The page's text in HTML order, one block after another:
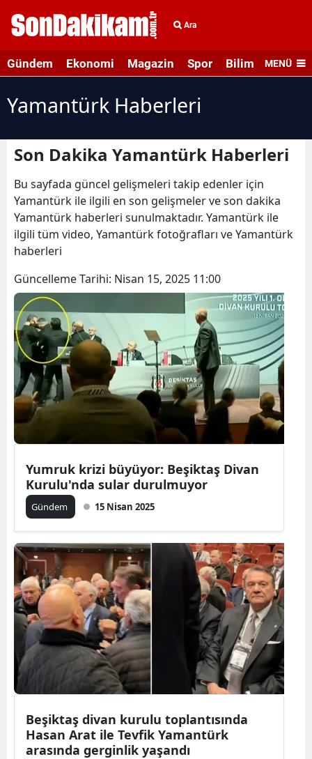
Ara
Gündem Ekonomi Magazin Spor Bilim veMENÜ
Yamantürk Haberleri
Son Dakika Yamantürk Haberleri
Bu sayfada güncel gelişmeleri takip edenler için
Yamantürk ile ilgili en son gelişmeler ve son dakika
Yamantürk haberleri sunulmaktadır. Yamantürk ile
ilgili tüm video, Yamantürk fotoğrafları ve Yamantürk
haberleri
Güncelleme Tarihi: Nisan 15, 2025 11:00
Yumruk krizi büyüyor: Beşiktaş Divan
Kurulu'nda sular durulmuyor
Gündem 15 Nisan 2025
Beşiktaş divan kurulu toplantısında
Hasan Arat ile Tevfik Yamantürk
arasında gerginlik yaşandı